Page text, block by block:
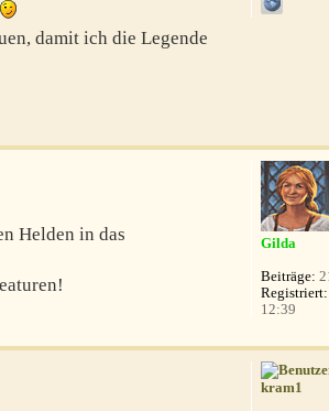
damit ich die Legende
Helden in das
Gilda
Beiträge:
Registriert:
12:39
kram1